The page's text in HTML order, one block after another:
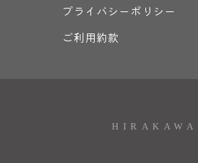
プライバシーポリシー
ご利用約款